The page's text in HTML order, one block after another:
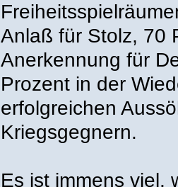
Anlaß für Stolz, 70
Anerkennung für
Prozent in der
erfolgreichen
Kriegsgegnern.
Es ist immens viel,